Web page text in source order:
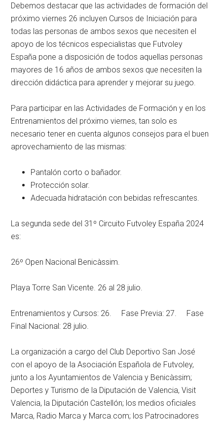
Debemos destacar que las actividades de formación del
próximo viernes 26 incluyen Cursos de Iniciación para
todas las personas de ambos sexos que necesiten el
apoyo de los técnicos especialistas que Futvoley
España pone a disposición de todos aquellas personas
mayores de 16 años de ambos sexos que necesiten la
dirección didáctica para aprender y mejorar su juego.
Para participar en las Actividades de Formación y en los
Entrenamientos del próximo viernes, tan solo es
necesario tener en cuenta algunos consejos para el buen
aprovechamiento de las mismas:
Pantalón corto o bañador.
Protección solar.
Adecuada hidratación con bebidas refrescantes.
La segunda sede del 31º Circuito Futvoley España 2024
es:
26º Open Nacional Benicàssim.
Playa Torre San Vicente. 26 al 28 julio.
Entrenamientos y Cursos: 26. Fase Previa: 27. Fase
Final Nacional: 28 julio.
La organización a cargo del Club Deportivo San José
con el apoyo de la Asociación Española de Futvoley,
junto a los Ayuntamientos de Valencia y Benicàssim;
Deportes y Turismo de la Diputación de Valencia, Visit
Valencia, la Diputación Castellón; los medios oficiales
Marca, Radio Marca y Marca.com; los Patrocinadores